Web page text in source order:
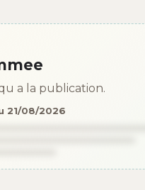
a la publication.
21/08/2026